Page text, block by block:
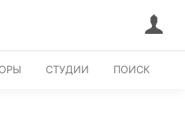
СТУДИИ ПОИСК